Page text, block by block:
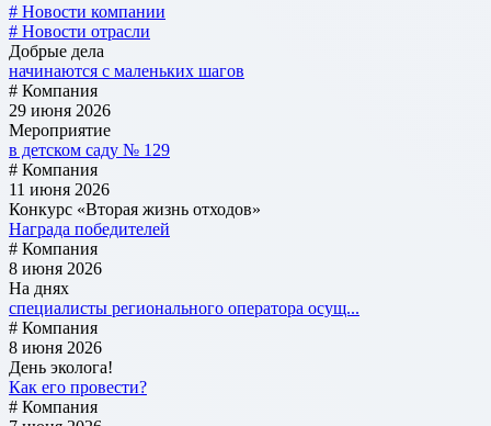
# Новости компании
# Новости отрасли
Добрые дела
начинаются с маленьких шагов
# Компания
29 июня 2026
Мероприятие
в детском саду № 129
# Компания
11 июня 2026
Конкурс «Вторая жизнь отходов»
Награда победителей
# Компания
8 июня 2026
На днях
специалисты регионального оператора осущ...
# Компания
8 июня 2026
День эколога!
Как его провести?
# Компания